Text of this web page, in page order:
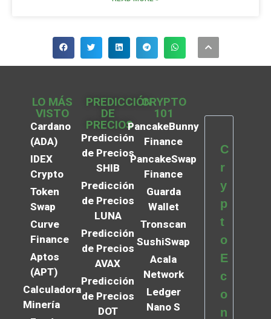
LO MÁS
VISTO
Cardano
(ADA)
IDEX
Crypto
Token
Swap
Curve
Finance
Aptos
(APT)
Calculadora
Minería
PREDICCIÓN
DE
PRECIOS
Predicción
de Precios
SHIB
Predicción
de Precios
LUNA
Predicción
de Precios
AVAX
Predicción
de Precios
DOT
CRYPTO
101
PancakeBunny
Finance
PancakeSwap
Finance
Guarda
Wallet
Tronscan
SushiSwap
Acala
Network
Ledger
Nano S
C
r
y
p
t
o
E
c
o
n